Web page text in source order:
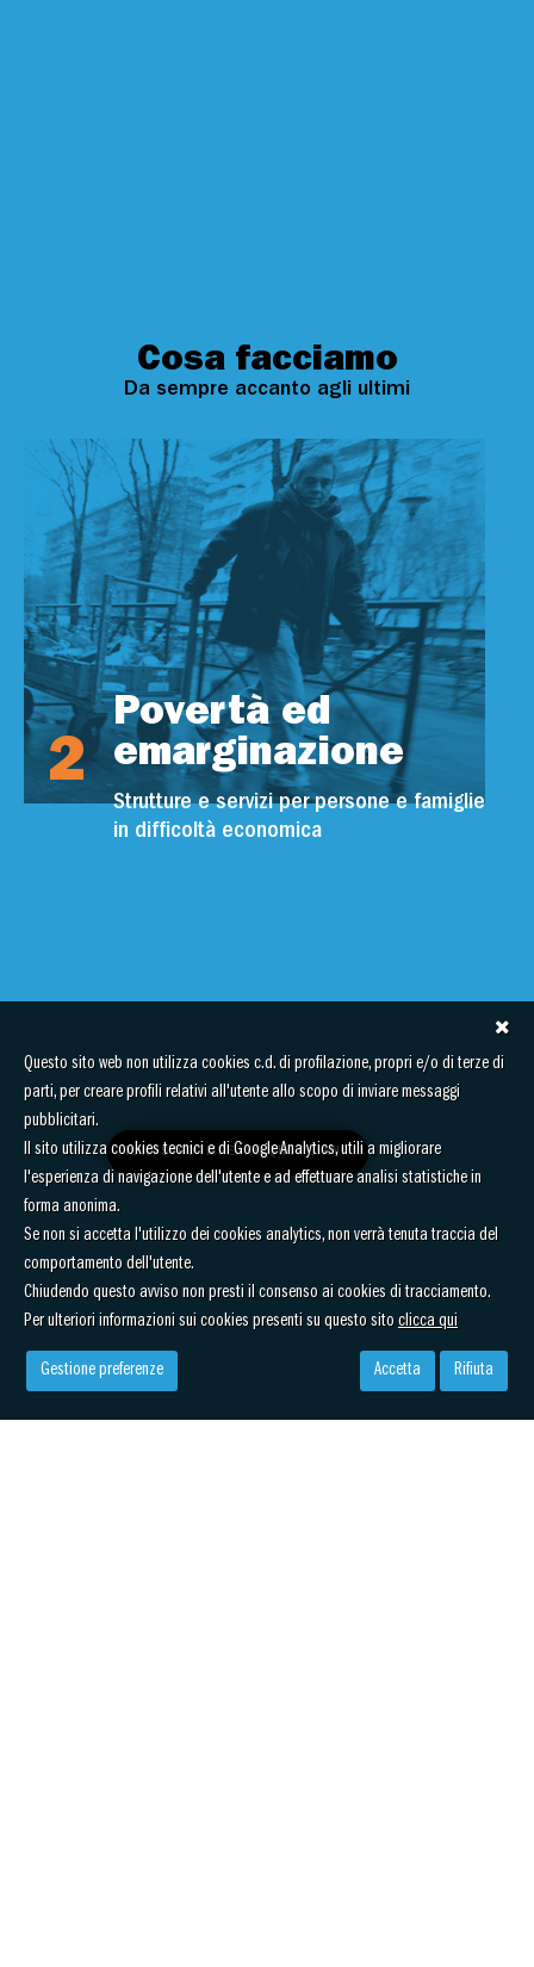
Cosa facciamo
Da sempre accanto agli ultimi
2
Povertà ed
emarginazione
Strutture e servizi per persone e famiglie
in difficoltà economica
IL NOSTRO IMPEGNO QUOTIDIANO
Questo sito web non utilizza cookies c.d. di profilazione, propri e/o di terze di
parti, per creare profili relativi all'utente allo scopo di inviare messaggi
pubblicitari.
Il sito utilizza cookies tecnici e di Google Analytics, utili a migliorare
l'esperienza di navigazione dell'utente e ad effettuare analisi statistiche in
forma anonima.
Se non si accetta l'utilizzo dei cookies analytics, non verrà tenuta traccia del
comportamento dell'utente.
Chiudendo questo avviso non presti il consenso ai cookies di tracciamento.
Per ulteriori informazioni sui cookies presenti su questo sitoclicca qui
Gestione preferenze Rifiuta
Accetta